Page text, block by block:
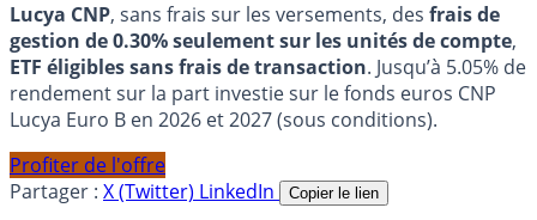
Lucya CNP, sans frais sur les versements, des frais de
gestion de 0.30% seulement sur les unités de compte,
ETF éligibles sans frais de transaction. Jusqu’à 5.05% de
rendement sur la part investie sur le fonds euros CNP
Lucya Euro B en 2026 et 2027 (sous conditions).
Profiter de l'offre
Partager : X (Twitter) LinkedIn Copier le lien